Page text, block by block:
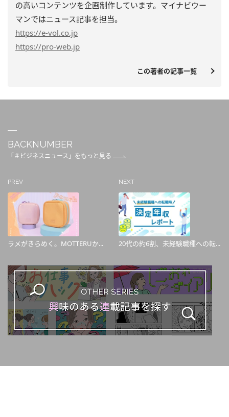
の高いコンテンツを企画制作しています。マイナビウー
マンではニュース記事を担当。
https://e-vol.co.jp
https://pro-web.jp
この著者の記事一覧
BACKNUMBER
「＃ビジネスニュース」をもっと見る
PREV
ラメがきらめく。MOTTERUか...
NEXT
20代の約6割、未経験職種への転...